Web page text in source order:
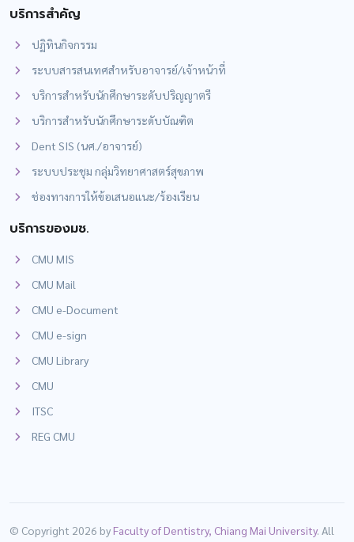
บริการสำคัญ
ปฏิทินกิจกรรม
ระบบสารสนเทศสำหรับอาจารย์/เจ้าหน้าที่
บริการสำหรับนักศึกษาระดับปริญญาตรี
บริการสำหรับนักศึกษาระดับบัณฑิต
Dent SIS (นศ./อาจารย์)
ระบบประชุม กลุ่มวิทยาศาสตร์สุขภาพ
ช่องทางการให้ข้อเสนอแนะ/ร้องเรียน
บริการของมช.
CMU MIS
CMU Mail
CMU e-Document
CMU e-sign
CMU Library
CMU
ITSC
REG CMU
© Copyright 2026 byFaculty of Dentistry, Chiang Mai University. All